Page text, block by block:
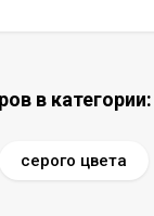
в категории:
серого цвета